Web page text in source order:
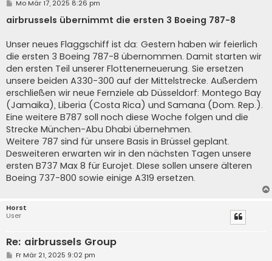
B
i
t
a
g
Mo Mär 17, 2025 8:26 pm
airbrussels übernimmt die ersten 3 Boeing 787-8
Unser neues Flaggschiff ist da: Gestern haben wir feierlich
die ersten 3 Boeing 787-8 übernommen. Damit starten wir
den ersten Teil unserer Flottenerneuerung. Sie ersetzen
unsere beiden A330-300 auf der Mittelstrecke. Außerdem
erschließen wir neue Fernziele ab Düsseldorf: Montego Bay
(Jamaika), Liberia (Costa Rica) und Samana (Dom. Rep.).
Eine weitere B787 soll noch diese Woche folgen und die
Strecke München-Abu Dhabi übernehmen.
Weitere 787 sind für unsere Basis in Brüssel geplant.
Desweiteren erwarten wir in den nächsten Tagen unsere
ersten B737 Max 8 für Eurojet. DIese sollen unsere älteren
Boeing 737-800 sowie einige A319 ersetzen.
Horst
User
Re: airbrussels Group
BFr Mär 21, 2025 9:02 pm